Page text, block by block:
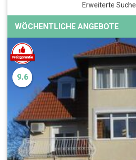
Erweiterte Suche
WÖCHENTLICHE ANGEBOTE
9.6